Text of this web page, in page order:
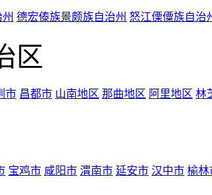
德宏傣族景颇族自治州 怒江傈僳族自治
区
市 昌都市 山南地区 那曲地区 阿里地区 林
宝鸡市 咸阳市 渭南市 延安市 汉中市 榆林